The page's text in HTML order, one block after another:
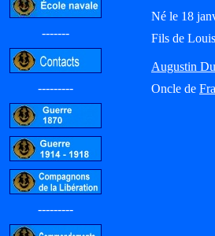
-------
---------
---------
Né le 18
Fils de
Augustin
Oncle de